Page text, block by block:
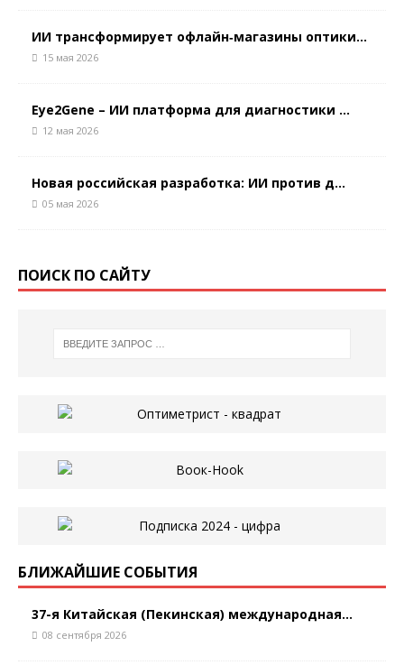
ИИ трансформирует офлайн‑магазины оптики...
15 мая 2026
Eye2Gene – ИИ платформа для диагностики ...
12 мая 2026
Новая российская разработка: ИИ против д...
05 мая 2026
ПОИСК ПО САЙТУ
БЛИЖАЙШИЕ СОБЫТИЯ
37-я Китайская (Пекинская) международная...
08 сентября 2026